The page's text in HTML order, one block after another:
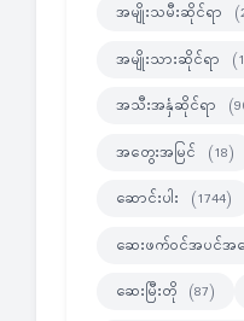
အမျိုးသမီးဆိုင်ရာ
အမျိုးသားဆိုင်ရာ
အသီးအနှံဆိုင်ရာ
အတွေးအမြင် (18)
ဆောင်းပါး (1744)
ဆေးဖက်ဝင်အပင်အက
ဆေးမြီးတို (87)